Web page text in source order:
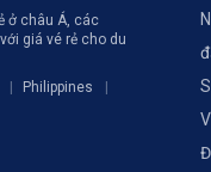
ở châu Á, các
giá vé rẻ cho du
Philippines